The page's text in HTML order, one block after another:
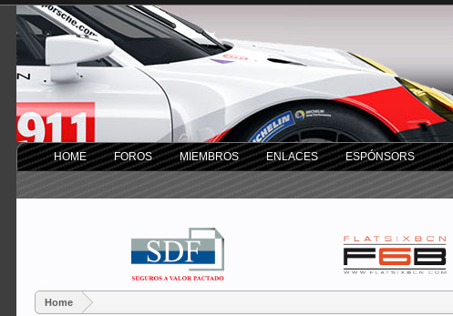
Home
HOME FOROS MIEMBROS ENLACES ESPÓNSORS